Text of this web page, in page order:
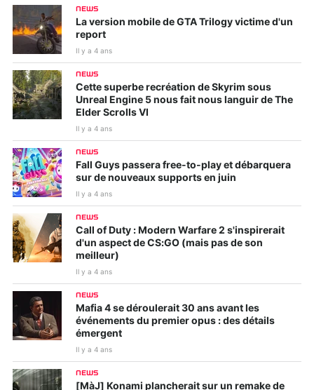
NEWS
La version mobile de GTA Trilogy victime d'un
report
Il y a 4 ans
NEWS
Cette superbe recréation de Skyrim sous
Unreal Engine 5 nous fait nous languir de The
Elder Scrolls VI
Il y a 4 ans
NEWS
Fall Guys passera free-to-play et débarquera
sur de nouveaux supports en juin
Il y a 4 ans
NEWS
Call of Duty : Modern Warfare 2 s'inspirerait
d'un aspect de CS:GO (mais pas de son
meilleur)
Il y a 4 ans
NEWS
Mafia 4 se déroulerait 30 ans avant les
événements du premier opus : des détails
émergent
Il y a 4 ans
NEWS
[MàJ] Konami plancherait sur un remake de